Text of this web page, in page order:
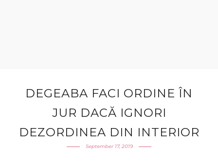
DEGEABA FACI ORDINE ÎN
JUR DACĂ IGNORI
DEZORDINEA DIN INTERIOR
September 17, 2019